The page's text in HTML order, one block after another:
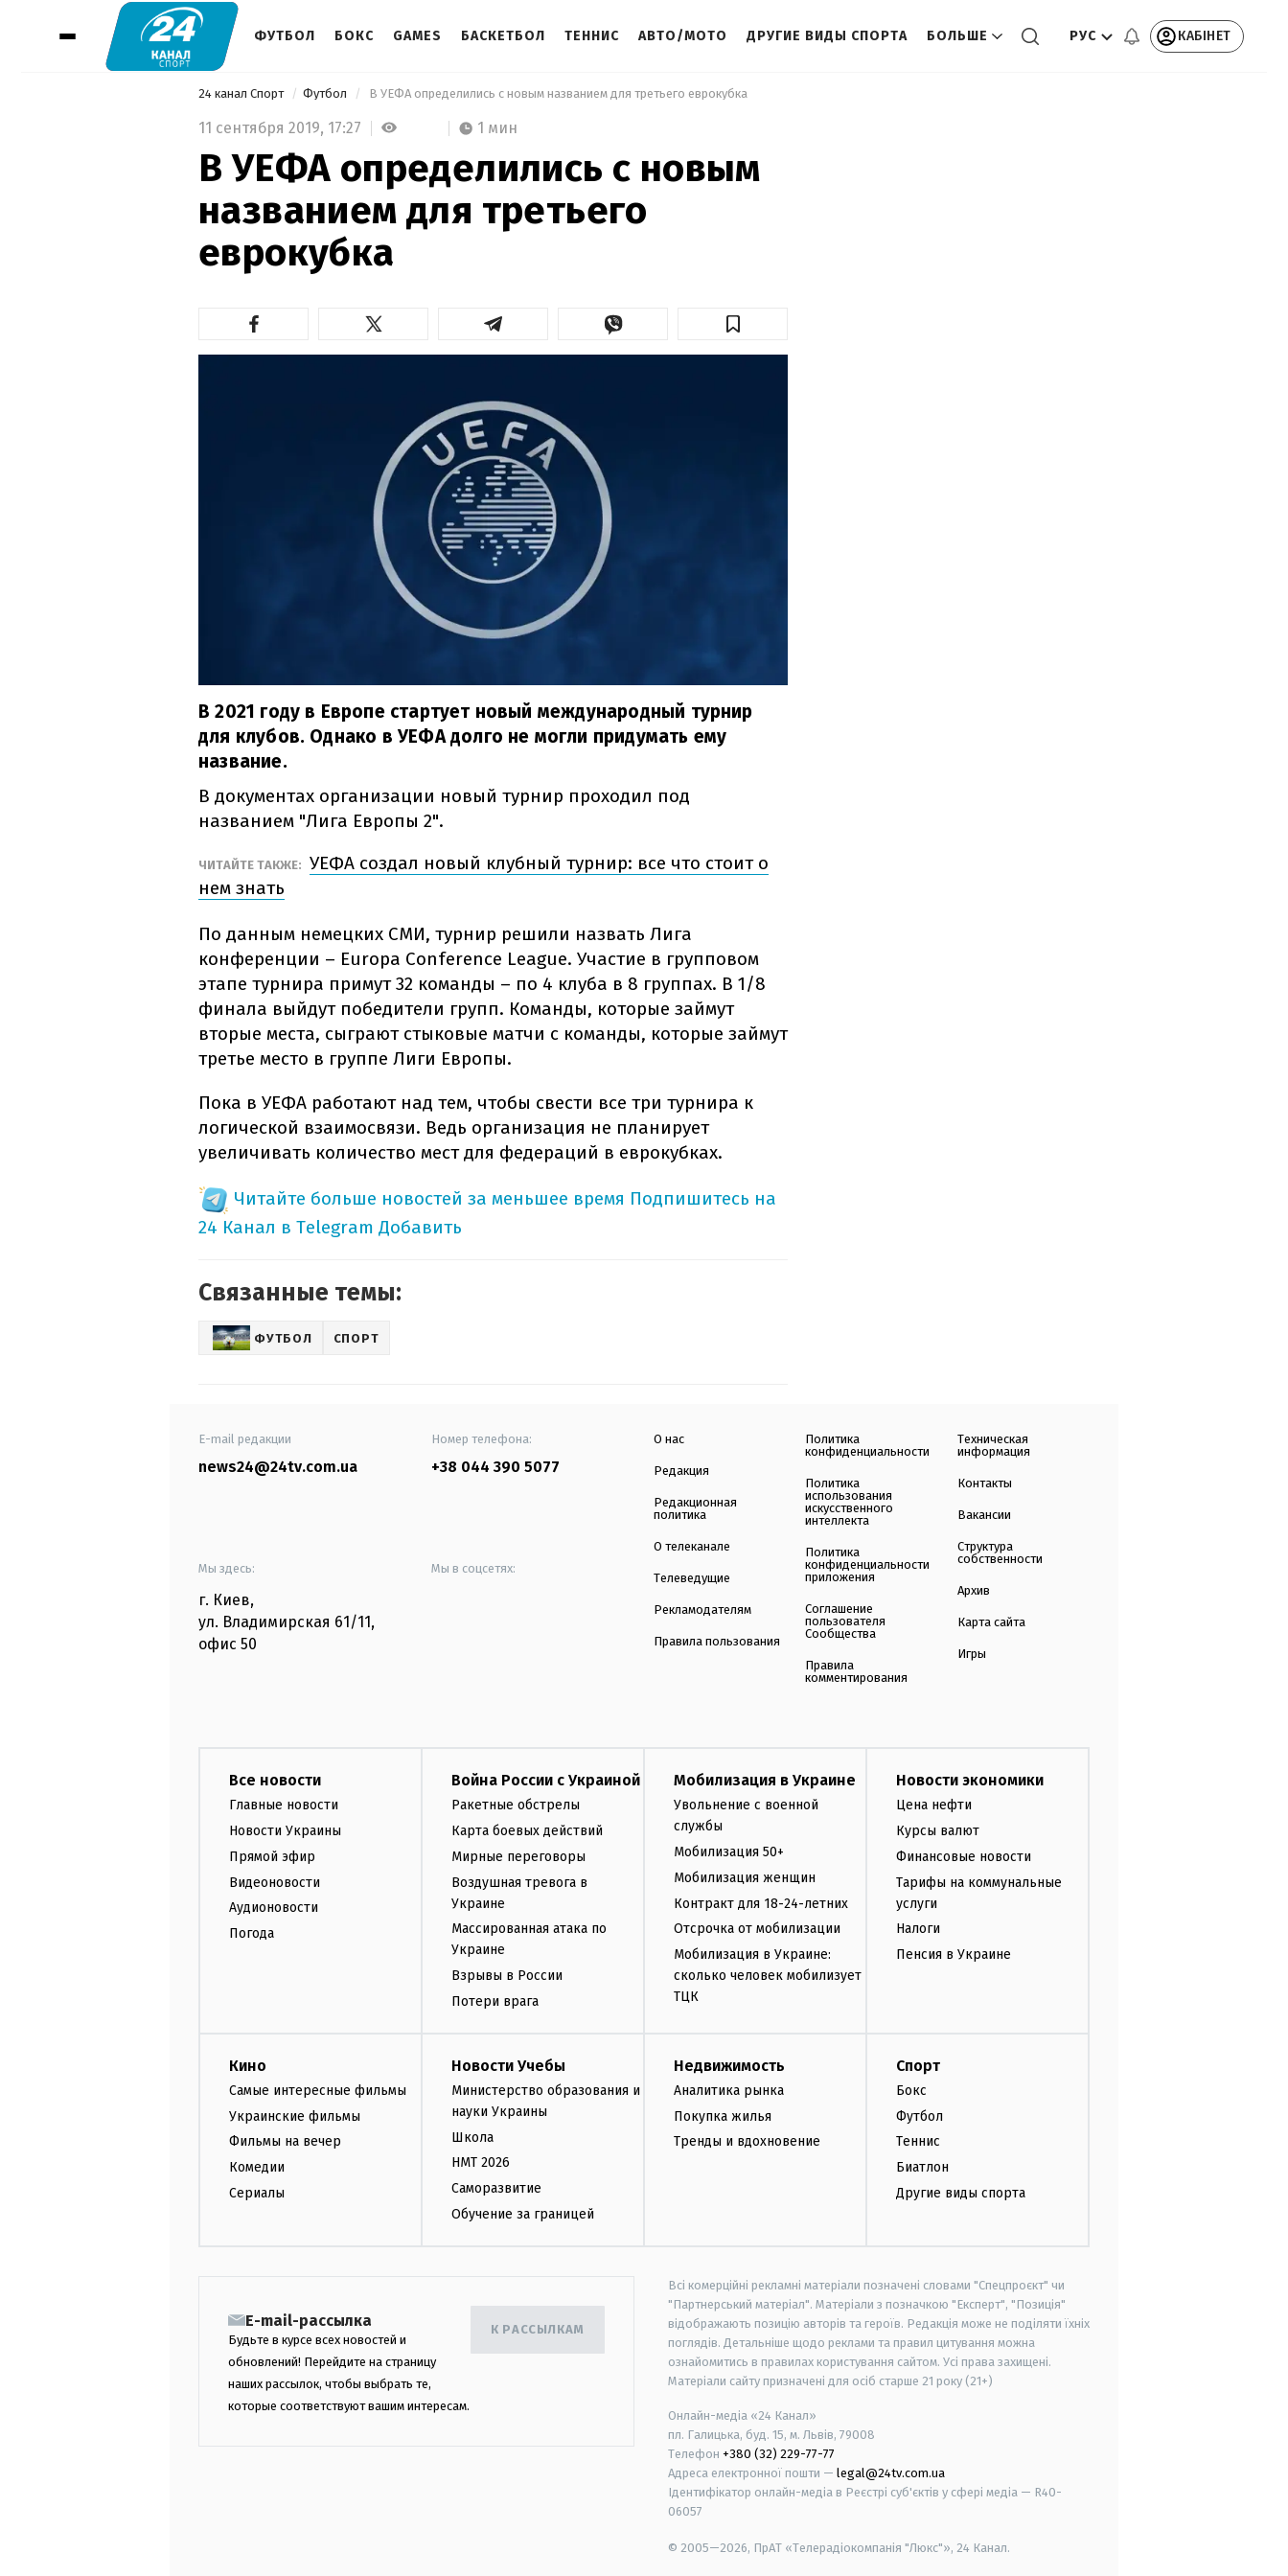
ФУТБОЛ БОКС GAMES БАСКЕТБОЛ ТЕННИС АВТО/МОТО ДРУГИЕ ВИДЫ СПОРТА БОЛЬШЕ РУС КАБІНЕТ
24 канал Спорт Футбол В УЕФА определились с новым названием для третьего еврокубка
11 сентября 2019, 17:27 1 мин
В УЕФА определились с новым
названием для третьего
еврокубка
В 2021 году в Европе стартует новый международный турнир
для клубов. Однако в УЕФА долго не могли придумать ему
название.
В документах организации новый турнир проходил под
названием "Лига Европы 2".
ЧИТАЙТЕ ТАКЖЕ: УЕФА создал новый клубный турнир: все что стоит о
нем знать
По данным немецких СМИ, турнир решили назвать Лига
конференции – Europa Conference League. Участие в групповом
этапе турнира примут 32 команды – по 4 клуба в 8 группах. В 1/8
финала выйдут победители групп. Команды, которые займут
вторые места, сыграют стыковые матчи с команды, которые займут
третье место в группе Лиги Европы.
Пока в УЕФА работают над тем, чтобы свести все три турнира к
логической взаимосвязи. Ведь организация не планирует
увеличивать количество мест для федераций в еврокубках.
Читайте больше новостей за меньшее время Подпишитесь на
24 Канал в Telegram Добавить
Связанные темы:
ФУТБОЛ СПОРТ
E-mail редакции
news24@24tv.com.ua
Номер телефона:
+38 044 390 5077
Мы здесь:
г. Киев,
ул. Владимирская 61/11,
офис 50
Мы в соцсетях:
О нас
Редакция
Редакционная
политика
О телеканале
Телеведущие
Рекламодателям
Правила пользования
Политика
конфиденциальности
Политика
использования
искусственного
интеллекта
Политика
конфиденциальности
приложения
Соглашение
пользователя
Сообщества
Правила
комментирования
Техническая
информация
Контакты
Вакансии
Структура
собственности
Архив
Карта сайта
Игры
Все новости
Главные новости
Новости Украины
Прямой эфир
Видеоновости
Аудионовости
Погода
Война России с Украиной
Ракетные обстрелы
Карта боевых действий
Мирные переговоры
Воздушная тревога в
Украине
Массированная атака по
Украине
Взрывы в России
Потери врага
Мобилизация в Украине
Увольнение с военной
службы
Мобилизация 50+
Мобилизация женщин
Контракт для 18-24-летних
Отсрочка от мобилизации
Мобилизация в Украине:
сколько человек мобилизует
ТЦК
Новости экономики
Цена нефти
Курсы валют
Финансовые новости
Тарифы на коммунальные
услуги
Налоги
Пенсия в Украине
Кино
Самые интересные фильмы
Украинские фильмы
Фильмы на вечер
Комедии
Сериалы
Новости Учебы
Министерство образования и
науки Украины
Школа
НМТ 2026
Саморазвитие
Обучение за границей
Недвижимость
Аналитика рынка
Покупка жилья
Тренды и вдохновение
Спорт
Бокс
Футбол
Теннис
Биатлон
Другие виды спорта
E-mail-рассылка
Будьте в курсе всех новостей и
обновлений! Перейдите на страницу
наших рассылок, чтобы выбрать те,
которые соответствуют вашим интересам.
К РАССЫЛКАМ
Всі комерційні рекламні матеріали позначені словами "Спецпроєкт" чи
"Партнерський матеріал". Матеріали з позначкою "Експерт", "Позиція"
відображають позицію авторів та героїв. Редакція може не поділяти їхніх
поглядів. Детальніше щодо реклами та правил цитування можна
ознайомитись в правилах користування сайтом. Усі права захищені.
Матеріали сайту призначені для осіб старше 21 року (21+)
Онлайн-медіа «24 Канал»
пл. Галицька, буд. 15, м. Львів, 79008
Телефон +380 (32) 229-77-77
Адреса електронної пошти — legal@24tv.com.ua
Ідентифікатор онлайн-медіа в Реєстрі суб'єктів у сфері медіа — R40-
06057
© 2005—2026, ПрАТ «Телерадіокомпанія "Люкс"», 24 Канал.